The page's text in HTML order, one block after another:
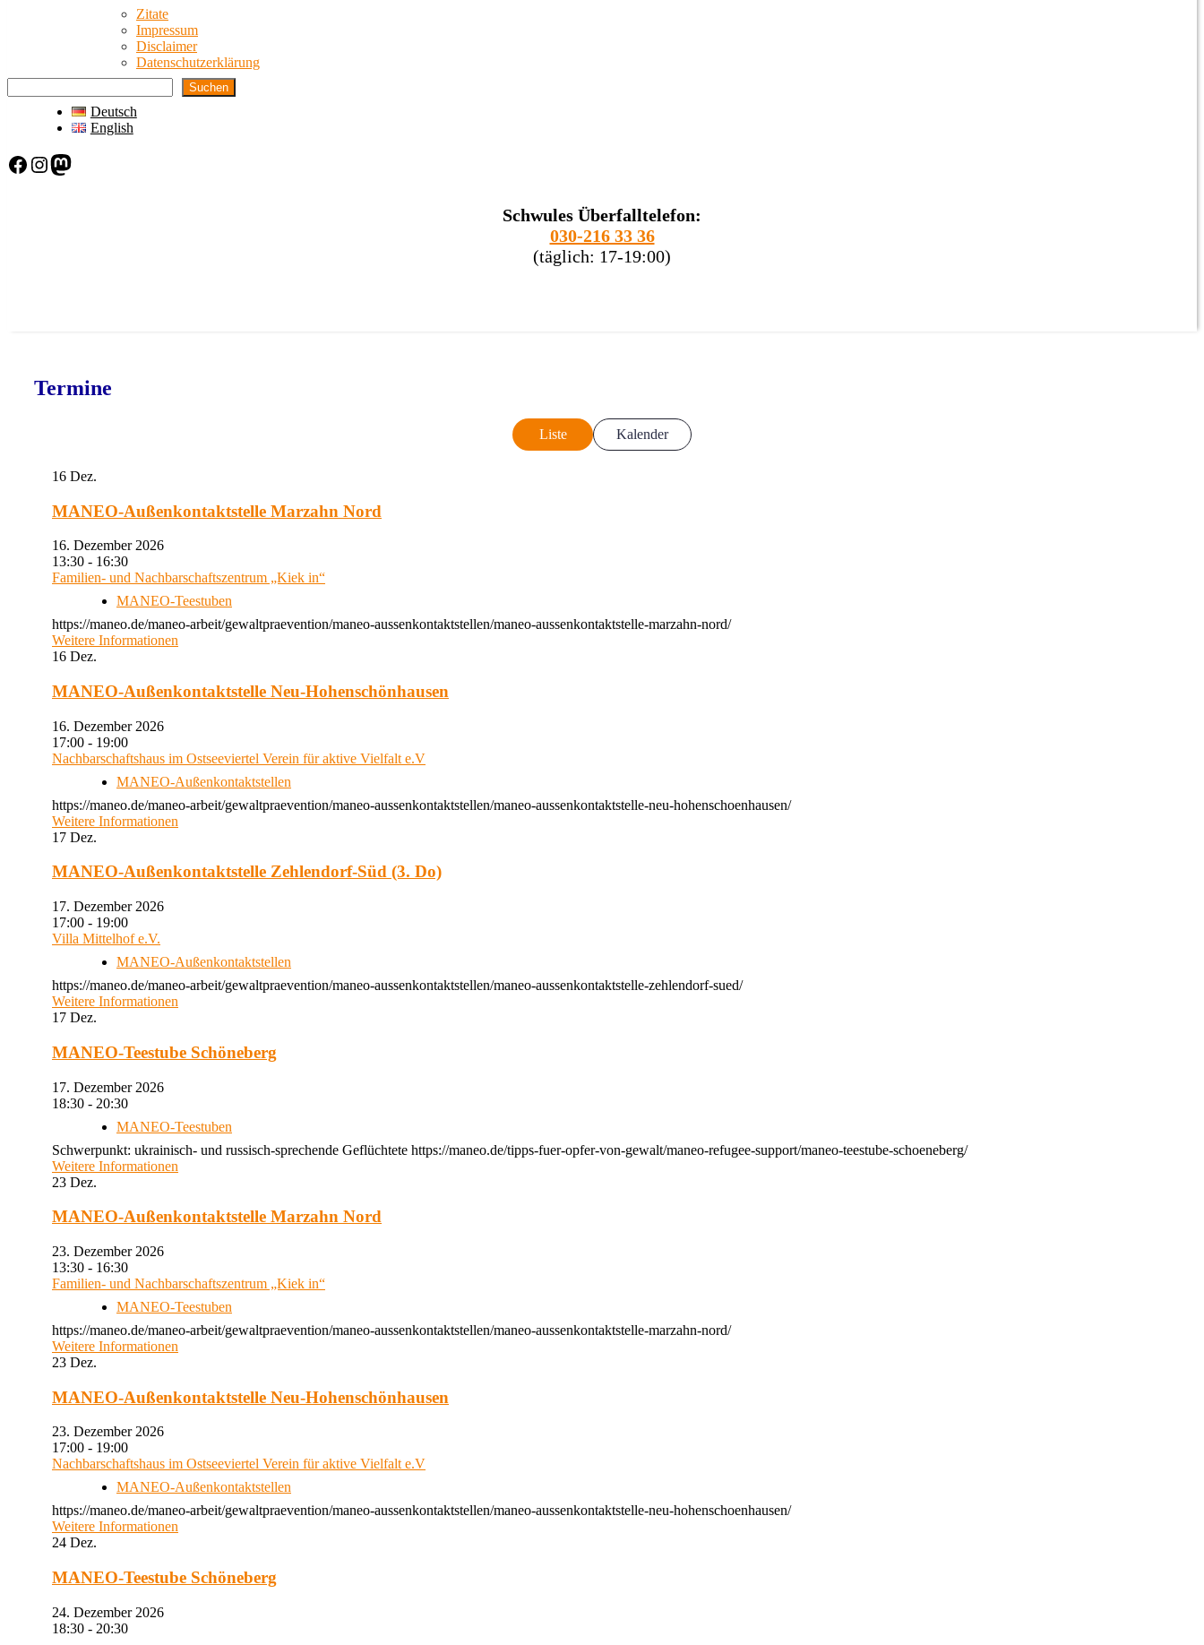
Zitate
Impressum
Disclaimer
Datenschutzerklärung
Suchen
Deutsch
English
Facebook Instagram Mastodon
Schwules Überfalltelefon:
030-216 33 36
(täglich: 17-19:00)
Termine
Liste Kalender
16 Dez.
MANEO-Außenkontaktstelle Marzahn Nord
16. Dezember 2026
13:30 - 16:30
Familien- und Nachbarschaftszentrum „Kiek in“
MANEO-Teestuben
https://maneo.de/maneo-arbeit/gewaltpraevention/maneo-aussenkontaktstellen/maneo-aussenkontaktstelle-marzahn-nord/
Weitere Informationen
16 Dez.
MANEO-Außenkontaktstelle Neu-Hohenschönhausen
16. Dezember 2026
17:00 - 19:00
Nachbarschaftshaus im Ostseeviertel Verein für aktive Vielfalt e.V
MANEO-Außenkontaktstellen
https://maneo.de/maneo-arbeit/gewaltpraevention/maneo-aussenkontaktstellen/maneo-aussenkontaktstelle-neu-hohenschoenhausen/
Weitere Informationen
17 Dez.
MANEO-Außenkontaktstelle Zehlendorf-Süd (3. Do)
17. Dezember 2026
17:00 - 19:00
Villa Mittelhof e.V.
MANEO-Außenkontaktstellen
https://maneo.de/maneo-arbeit/gewaltpraevention/maneo-aussenkontaktstellen/maneo-aussenkontaktstelle-zehlendorf-sued/
Weitere Informationen
17 Dez.
MANEO-Teestube Schöneberg
17. Dezember 2026
18:30 - 20:30
MANEO-Teestuben
Schwerpunkt: ukrainisch- und russisch-sprechende Geflüchtete https://maneo.de/tipps-fuer-opfer-von-gewalt/maneo-refugee-support/maneo-teestube-schoeneberg/
Weitere Informationen
23 Dez.
MANEO-Außenkontaktstelle Marzahn Nord
23. Dezember 2026
13:30 - 16:30
Familien- und Nachbarschaftszentrum „Kiek in“
MANEO-Teestuben
https://maneo.de/maneo-arbeit/gewaltpraevention/maneo-aussenkontaktstellen/maneo-aussenkontaktstelle-marzahn-nord/
Weitere Informationen
23 Dez.
MANEO-Außenkontaktstelle Neu-Hohenschönhausen
23. Dezember 2026
17:00 - 19:00
Nachbarschaftshaus im Ostseeviertel Verein für aktive Vielfalt e.V
MANEO-Außenkontaktstellen
https://maneo.de/maneo-arbeit/gewaltpraevention/maneo-aussenkontaktstellen/maneo-aussenkontaktstelle-neu-hohenschoenhausen/
Weitere Informationen
24 Dez.
MANEO-Teestube Schöneberg
24. Dezember 2026
18:30 - 20:30